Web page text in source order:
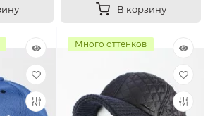
В корзину
Много оттенков